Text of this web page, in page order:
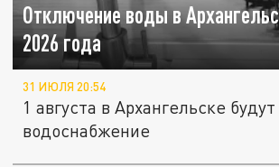
Отключение воды в
2026 года
31 ИЮЛЯ 20:54
1 августа в Архангельске
водоснабжение